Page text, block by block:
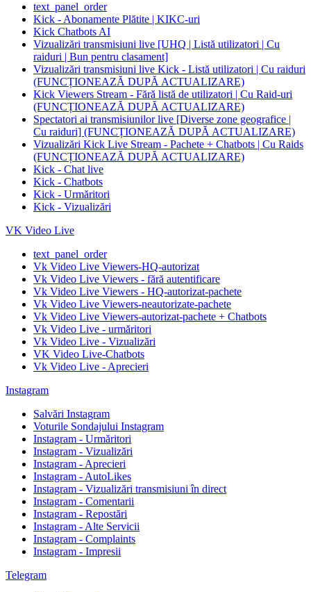
text_panel_order
Kick - Abonamente Plătite | KIKC-uri
Kick Chatbots AI
Vizualizări transmisiuni live [UHQ | Listă utilizatori | Cu
raiduri | Bun pentru clasament]
Vizualizări transmisiuni live Kick - Listă utilizatori | Cu raiduri
(FUNCȚIONEAZĂ DUPĂ ACTUALIZARE)
Kick Viewers Stream - Fără listă de utilizatori | Cu Raid-uri
(FUNCȚIONEAZĂ DUPĂ ACTUALIZARE)
Spectatori ai transmisiunilor live [Diverse zone geografice |
Cu raiduri] (FUNCȚIONEAZĂ DUPĂ ACTUALIZARE)
Vizualizări Kick Live Stream - Pachete + Chatbots | Cu Raids
(FUNCȚIONEAZĂ DUPĂ ACTUALIZARE)
Kick - Chat live
Kick - Chatbots
Kick - Urmăritori
Kick - Vizualizări
VK Video Live
text_panel_order
Vk Video Live Viewers-HQ-autorizat
Vk Video Live Viewers - fără autentificare
Vk Video Live Viewers - HQ-autorizat-pachete
Vk Video Live Viewers-neautorizate-pachete
Vk Video Live Viewers-autorizat-pachete + Chatbots
Vk Video Live - urmăritori
Vk Video Live - Vizualizări
VK Video Live-Chatbots
Vk Video Live - Aprecieri
Instagram
Salvări Instagram
Voturile Sondajului Instagram
Instagram - Urmăritori
Instagram - Vizualizări
Instagram - Aprecieri
Instagram - AutoLikes
Instagram - Vizualizări transmisiuni în direct
Instagram - Comentarii
Instagram - Repostări
Instagram - Alte Servicii
Instagram - Complaints
Instagram - Impresii
Telegram